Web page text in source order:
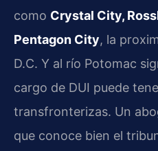
como Crystal City,
Pentagon City, la
D.C. Y al río Potomac
cargo de DUI puede
transfronterizas. Un
que conoce bien el